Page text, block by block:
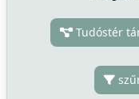
Tudóstér